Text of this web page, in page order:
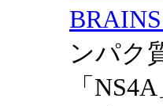
BRAINS
ンパク
「